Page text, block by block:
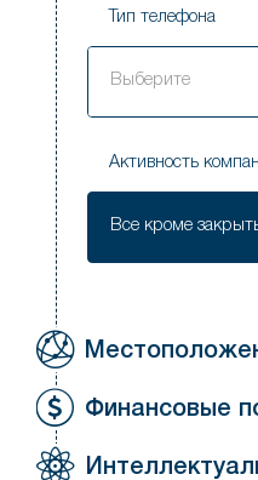
Тип телефона
Выберите
Активность
Все кроме
компании
Финансовые